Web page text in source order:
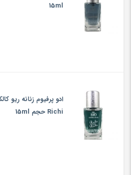
15ml
Richi حجم 15ml